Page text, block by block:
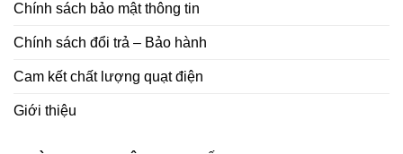
Chính sách bảo mật thông tin
Chính sách đổi trả – Bảo hành
Cam kết chất lượng quạt điện
Giới thiệu